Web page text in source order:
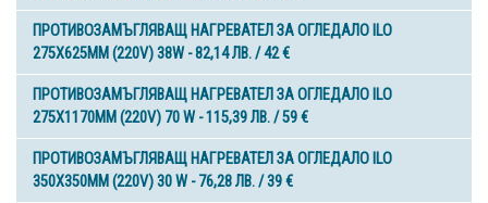
ПРОТИВОЗАМЪГЛЯВАЩ НАГРЕВАТЕЛ ЗА ОГЛЕДАЛО ILO
275X625MM (220V) 38W - 82,14 ЛВ. / 42 €
ПРОТИВОЗАМЪГЛЯВАЩ НАГРЕВАТЕЛ ЗА ОГЛЕДАЛО ILO
275X1170MM (220V) 70 W - 115,39 ЛВ. / 59 €
ПРОТИВОЗАМЪГЛЯВАЩ НАГРЕВАТЕЛ ЗА ОГЛЕДАЛО ILO
350X350MM (220V) 30 W - 76,28 ЛВ. / 39 €